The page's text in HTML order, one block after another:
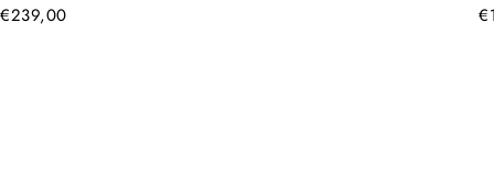
Normaler
€239,00